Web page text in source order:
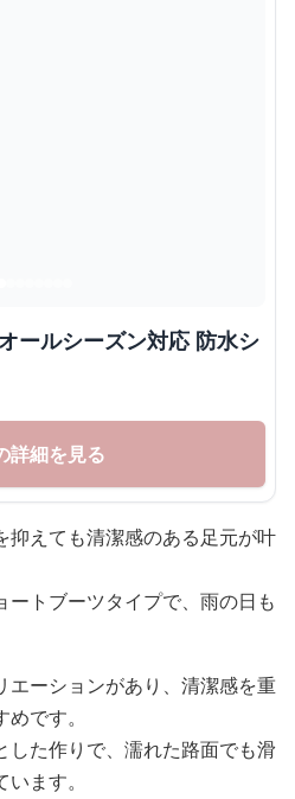
ールシーズン対応 防水シ
詳細を見る
抑えても清潔感のある足元が叶
ートブーツタイプで、雨の日も
エーションがあり、清潔感を重
です。
した作りで、濡れた路面でも滑
ます。